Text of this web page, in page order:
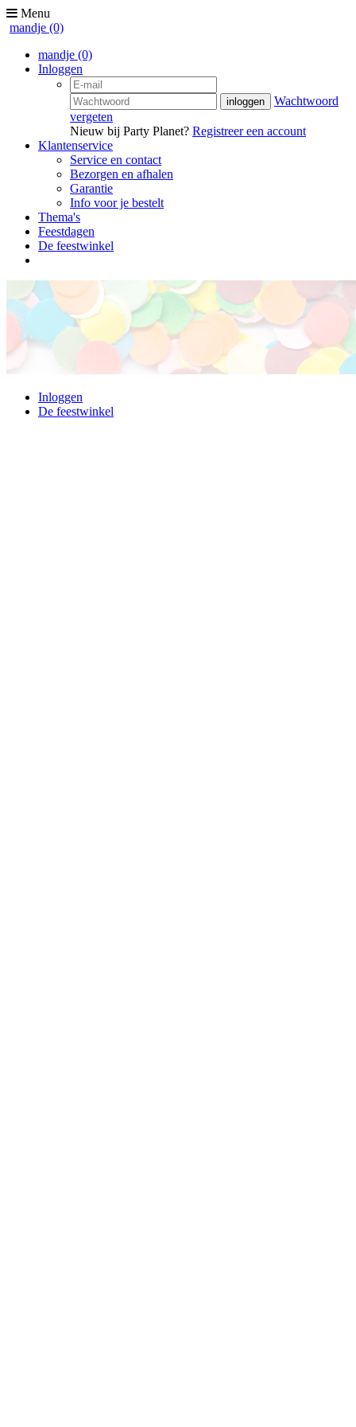
Menu
mandje (0)
mandje (0)
Inloggen
Wachtwoord
vergeten
Nieuw bij Party Planet? Registreer een account
Klantenservice
Service en contact
Bezorgen en afhalen
Garantie
Info voor je bestelt
Thema's
Feestdagen
De feestwinkel
Inloggen
De feestwinkel